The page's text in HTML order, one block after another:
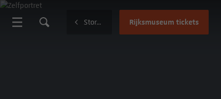
Stories Rijksmuseum tickets